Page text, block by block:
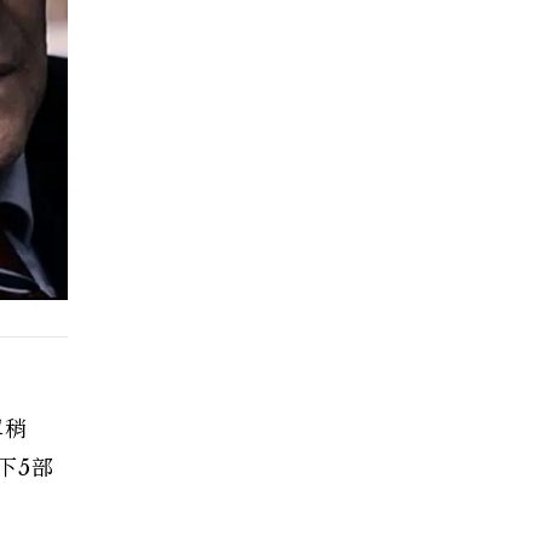
5部